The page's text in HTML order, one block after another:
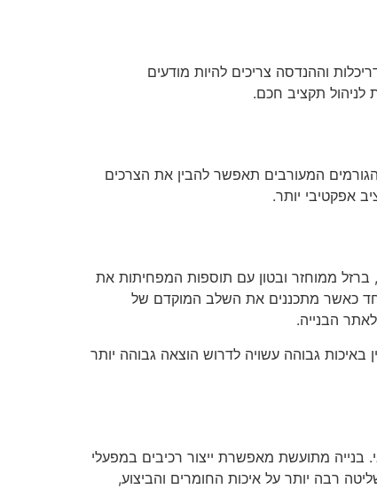
וההנדסה צריכים להיות מודעים
לניהול תקציב חכם.
המעורבים תאפשר להבין את הצרכים
אפקטיבי יותר.
ברזל ממוחזר ובטון עם תוספות המפחיתות את
כאשר מתכננים את השלב המוקדם של
הבנייה.
באיכות גבוהה עשויה לדרוש הוצאה גבוהה יותר
בנייה מתועשת מאפשרת ייצור רכיבים במפעלי
רבה יותר על איכות החומרים והביצוע,